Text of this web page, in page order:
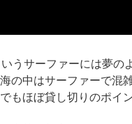
うサーファーには夢の
の中はサーファーで混
もほぼ貸し切りのポイ